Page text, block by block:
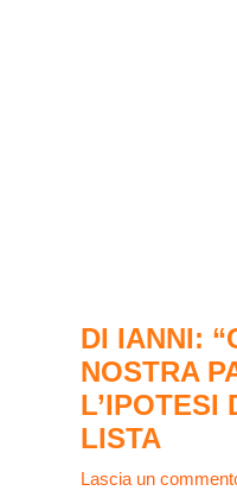
DI IANNI:
NOSTRA
L’IPOTESI
LISTA
Lascia un